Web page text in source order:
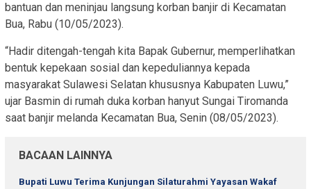
bantuan dan meninjau langsung korban banjir di Kecamatan
Bua, Rabu (10/05/2023).
“Hadir ditengah-tengah kita Bapak Gubernur, memperlihatkan
bentuk kepekaan sosial dan kepeduliannya kepada
masyarakat Sulawesi Selatan khususnya Kabupaten Luwu,”
ujar Basmin di rumah duka korban hanyut Sungai Tiromanda
saat banjir melanda Kecamatan Bua, Senin (08/05/2023).
BACAAN LAINNYA
Bupati Luwu Terima Kunjungan Silaturahmi Yayasan Wakaf